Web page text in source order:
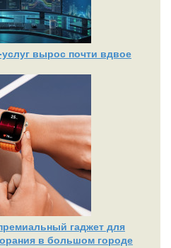
вырос почти вдвое
гаджет для
в большом городе